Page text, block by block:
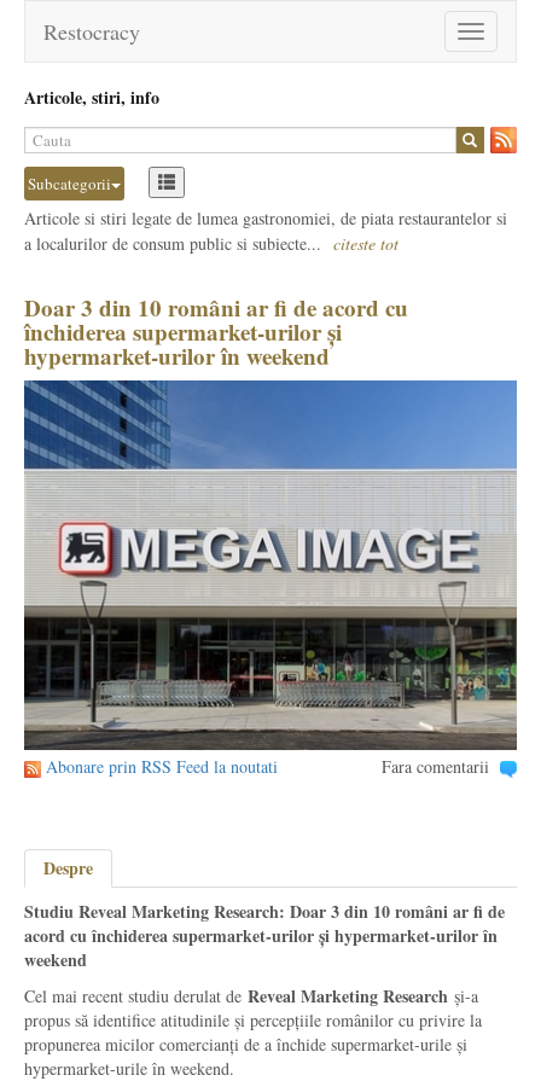
Toggle
navigation
Restocracy
Articole, stiri, info
Subcategorii
Articole si stiri legate de lumea gastronomiei, de piata restaurantelor si
a localurilor de consum public si subiecte... citeste tot
Doar 3 din 10 români ar fi de acord cu
închiderea supermarket-urilor și
hypermarket-urilor în weekend
Abonare prin RSS Feed la noutati Fara comentarii
Despre
Studiu Reveal Marketing Research: Doar 3 din 10 români ar fi de
acord cu închiderea supermarket-urilor și hypermarket-urilor în
weekend
Cel mai recent studiu derulat de Reveal Marketing Research și-a
propus să identifice atitudinile și percepțiile românilor cu privire la
propunerea micilor comercianți de a închide supermarket-urile și
hypermarket-urile în weekend.